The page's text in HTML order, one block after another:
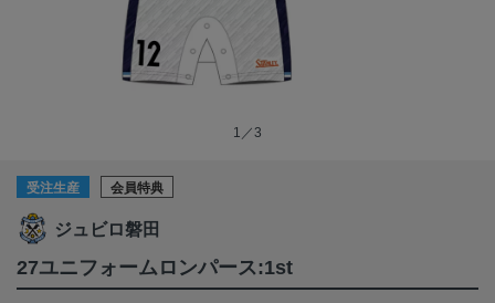
1／3
受注生産 会員特典
ジュビロ磐田
27ユニフォームロンパース:1st